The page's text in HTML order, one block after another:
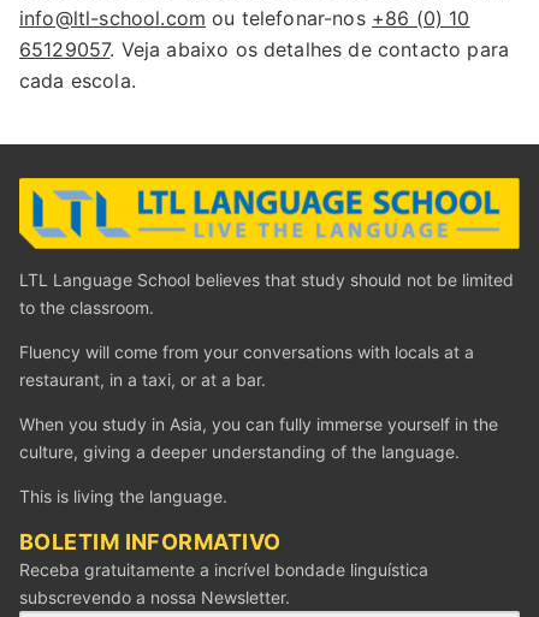
info@ltl-school.com ou telefonar-nos +86 (0) 10
65129057. Veja abaixo os detalhes de contacto para
cada escola.
LTL Language School believes that study should not be limited
to the classroom.
Fluency will come from your conversations with locals at a
restaurant, in a taxi, or at a bar.
When you study in Asia, you can fully immerse yourself in the
culture, giving a deeper understanding of the language.
This is living the language.
BOLETIM INFORMATIVO
Receba gratuitamente a incrível bondade linguística
subscrevendo a nossa Newsletter.